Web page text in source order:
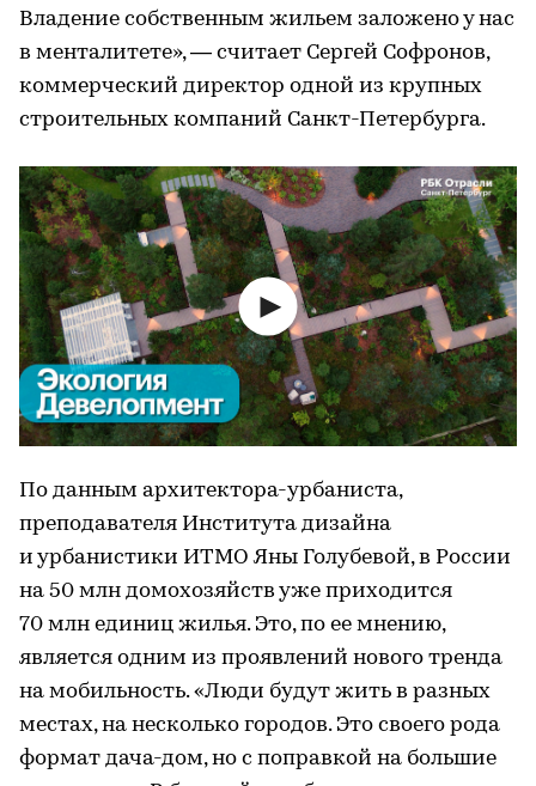
Владение собственным жильем заложено у нас
в менталитете», — считает Сергей Софронов,
коммерческий директор одной из крупных
строительных компаний Санкт-Петербурга.
По данным архитектора-урбаниста,
преподавателя Института дизайна
и урбанистики ИТМО Яны Голубевой, в России
на 50 млн домохозяйств уже приходится
70 млн единиц жилья. Это, по ее мнению,
является одним из проявлений нового тренда
на мобильность. «Люди будут жить в разных
местах, на несколько городов. Это своего рода
формат дача-дом, но с поправкой на большие